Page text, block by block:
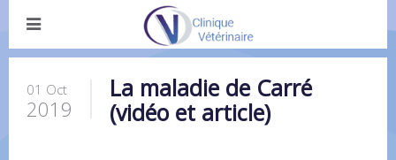
01 Oct
2019
La maladie de Carré
(vidéo et article)